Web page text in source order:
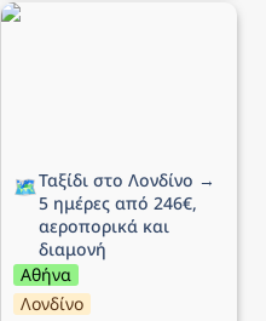
Ταξίδι στο Λονδίνο → 5
🗺️Ταξίδι στο Λονδίνο →
5 ημέρες από 246€,
αεροπορικά και
διαμονή
Αθήνα
Λονδίνο